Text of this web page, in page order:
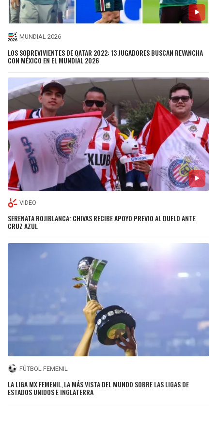
MUNDIAL 2026
LOS SOBREVIVIENTES DE QATAR 2022: 13 JUGADORES BUSCAN REVANCHA
CON MÉXICO EN EL MUNDIAL 2026
VIDEO
SERENATA ROJIBLANCA: CHIVAS RECIBE APOYO PREVIO AL DUELO ANTE
CRUZ AZUL
FÚTBOL FEMENIL
LA LIGA MX FEMENIL, LA MÁS VISTA DEL MUNDO SOBRE LAS LIGAS DE
ESTADOS UNIDOS E INGLATERRA